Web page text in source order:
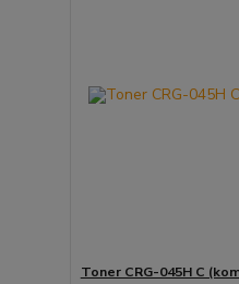
Toner CRG-045H C